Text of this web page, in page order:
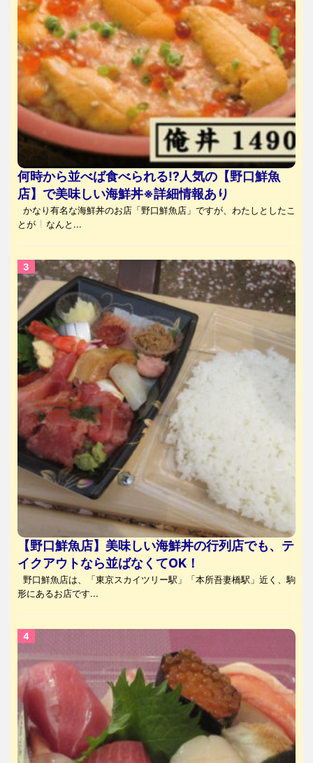
何時から並べば食べられる⁉人気の【野口鮮魚
店】で美味しい海鮮丼※詳細情報あり
かなり有名な海鮮丼のお店「野口鮮魚店」ですが、わたしとしたこ
とが
なんと...
【野口鮮魚店】美味しい海鮮丼の行列店でも、テ
イクアウトなら並ばなくてOK！
野口鮮魚店は、「東京スカイツリー駅」「本所吾妻橋駅」近く、駒
形にあるお店です...